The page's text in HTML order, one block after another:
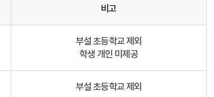
비고
부설 초등학교 제외
학생 개인 미제공
부설 초등학교 제외